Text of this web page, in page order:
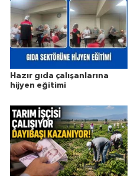
Hazır gıda çalışanlarına
hijyen eğitimi